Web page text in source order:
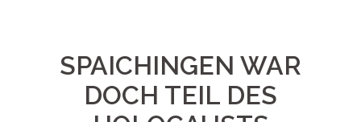
SPAICHINGEN WAR
DOCH TEIL DES